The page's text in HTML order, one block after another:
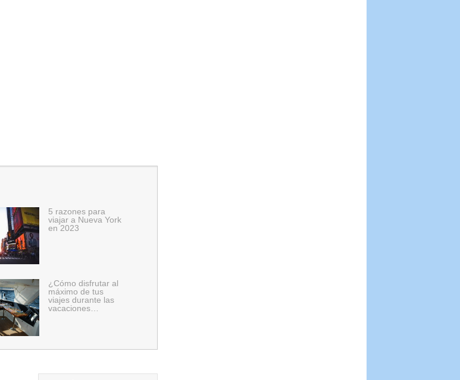
5 razones para
viajar a Nueva York
en 2023
¿Cómo disfrutar al
máximo de tus
viajes durante las
vacaciones…